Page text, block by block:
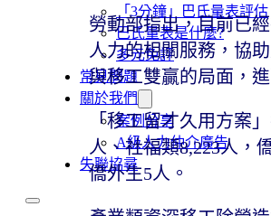
「3分鐘」巴氏量表評估
巴氏量表是什麼?
多元免評
常見問題
關於我們
案例分享
A級人力仲介廣告
失聯協尋
勞動部指出，目前已
人力的相關服務，協
與移工雙贏的局面，
「移工留才久用方案
人、社福類8,223人，
僑外生5人。